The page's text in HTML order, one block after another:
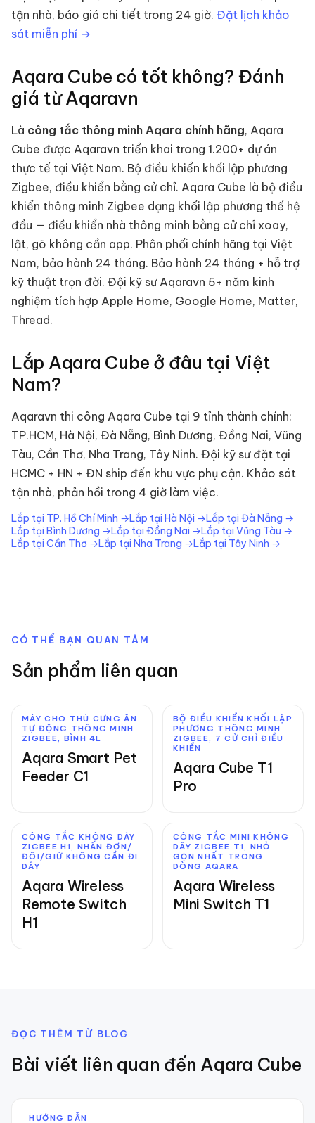
tận nhà, báo giá chi tiết trong 24 giờ. Đặt lịch khảo
sát miễn phí →
Aqara Cube có tốt không? Đánh
giá từ Aqaravn
Là công tắc thông minh Aqara chính hãng, Aqara
Cube được Aqaravn triển khai trong 1.200+ dự án
thực tế tại Việt Nam. Bộ điều khiển khối lập phương
Zigbee, điều khiển bằng cử chỉ. Aqara Cube là bộ điều
khiển thông minh Zigbee dạng khối lập phương thế hệ
đầu — điều khiển nhà thông minh bằng cử chỉ xoay,
lật, gõ không cần app. Phân phối chính hãng tại Việt
Nam, bảo hành 24 tháng. Bảo hành 24 tháng + hỗ trợ
kỹ thuật trọn đời. Đội kỹ sư Aqaravn 5+ năm kinh
nghiệm tích hợp Apple Home, Google Home, Matter,
Thread.
Lắp Aqara Cube ở đâu tại Việt
Nam?
Aqaravn thi công Aqara Cube tại 9 tỉnh thành chính:
TP.HCM, Hà Nội, Đà Nẵng, Bình Dương, Đồng Nai, Vũng
Tàu, Cần Thơ, Nha Trang, Tây Ninh. Đội kỹ sư đặt tại
HCMC + HN + ĐN ship đến khu vực phụ cận. Khảo sát
tận nhà, phản hồi trong 4 giờ làm việc.
Lắp tại TP. Hồ Chí Minh →Lắp tại Hà Nội →Lắp tại Đà Nẵng →
Lắp tại Bình Dương →Lắp tại Đồng Nai →Lắp tại Vũng Tàu →
Lắp tại Cần Thơ →Lắp tại Nha Trang →Lắp tại Tây Ninh →
CÓ THỂ BẠN QUAN TÂM
Sản phẩm liên quan
MÁY CHO THÚ CƯNG ĂN
TỰ ĐỘNG THÔNG MINH
ZIGBEE, BÌNH 4L
Aqara Smart Pet
Feeder C1
BỘ ĐIỀU KHIỂN KHỐI LẬP
PHƯƠNG THÔNG MINH
ZIGBEE, 7 CỬ CHỈ ĐIỀU
KHIỂN
Aqara Cube T1
Pro
CÔNG TẮC KHÔNG DÂY
ZIGBEE H1, NHẤN ĐƠN/
ĐÔI/GIỮ KHÔNG CẦN ĐI
DÂY
Aqara Wireless
Remote Switch
H1
CÔNG TẮC MINI KHÔNG
DÂY ZIGBEE T1, NHỎ
GỌN NHẤT TRONG
DÒNG AQARA
Aqara Wireless
Mini Switch T1
ĐỌC THÊM TỪ BLOG
Bài viết liên quan đến Aqara Cube
HƯỚNG DẪN